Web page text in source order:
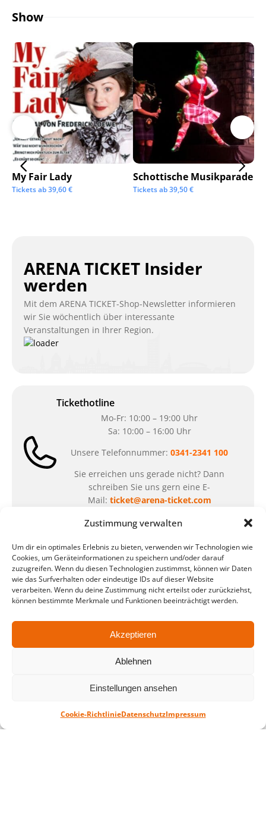
Zustimmung verwalten
Um dir ein optimales Erlebnis zu bieten, verwenden wir Technologien wie
Cookies, um Geräteinformationen zu speichern und/oder darauf
zuzugreifen. Wenn du diesen Technologien zustimmst, können wir Daten
wie das Surfverhalten oder eindeutige IDs auf dieser Website
verarbeiten. Wenn du deine Zustimmung nicht erteilst oder zurückziehst,
können bestimmte Merkmale und Funktionen beeinträchtigt werden.
Akzeptieren
Ablehnen
Einstellungen ansehen
Cookie-RichtlinieDatenschutzImpressum
Show
My Fair Lady
Tickets ab39,60€
Schottische Musikparade
Tickets ab39,50€
ARENA TICKET Insider
werden
Mit dem ARENA TICKET-Shop-Newsletter informieren
wir Sie wöchentlich über interessante
Veranstaltungen in Ihrer Region.
Tickethotline
Mo-Fr: 10:00 – 19:00 Uhr
Sa: 10:00 – 16:00 Uhr
Unsere Telefonnummer: 0341-2341 100
Sie erreichen uns gerade nicht? Dann
schreiben Sie uns gern eine E-
Mail: ticket@arena-ticket.com
unsere Sonderöffnungszeiten im Sommer:
in der Zeit vom 06.07. – 07.08.2026
Montag – Freitag: 10-18 Uhr Samstag:
Standort
QUARTERBACK Immobilien ARENA
Nahverkehr: Straßenbahn Linien 3, 4, 7, 8, 15